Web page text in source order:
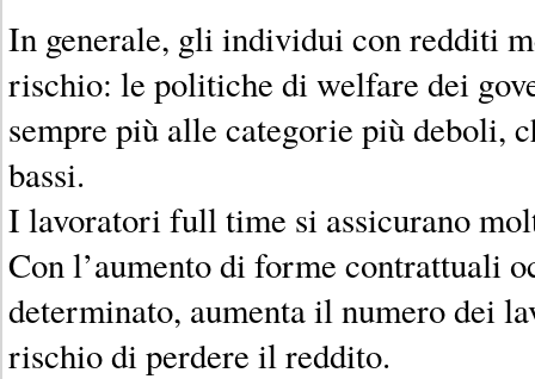
In generale, gli individui con redditi
rischio: le politiche di welfare dei
sempre più alle categorie più deboli,
bassi.
I lavoratori full time si assicurano
Con l’aumento di forme contrattuali
determinato, aumenta il numero dei
rischio di perdere il reddito.